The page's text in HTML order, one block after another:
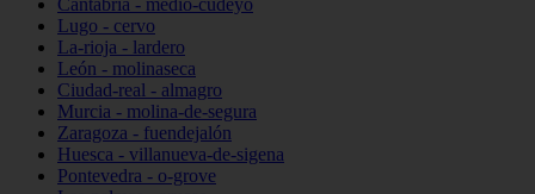
Cantabria - medio-cudeyo
Lugo - cervo
La-rioja - lardero
León - molinaseca
Ciudad-real - almagro
Murcia - molina-de-segura
Zaragoza - fuendejalón
Huesca - villanueva-de-sigena
Pontevedra - o-grove